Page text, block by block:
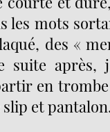
les mots
des «
après,
en trombe
et